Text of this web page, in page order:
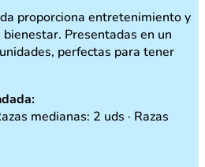
proporciona entretenimiento y
Presentadas en un
perfectas para tener
medianas: 2 uds · Razas